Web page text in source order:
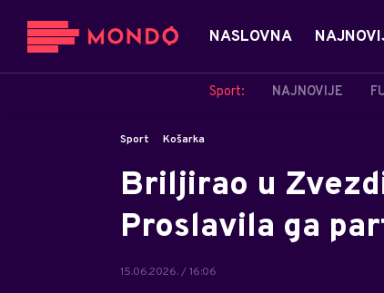
NASLOVNA
Sport: NAJNOVIJE
Sport Košarka
Briljirao u
Proslavila ga
15.06.2026. / 16:06